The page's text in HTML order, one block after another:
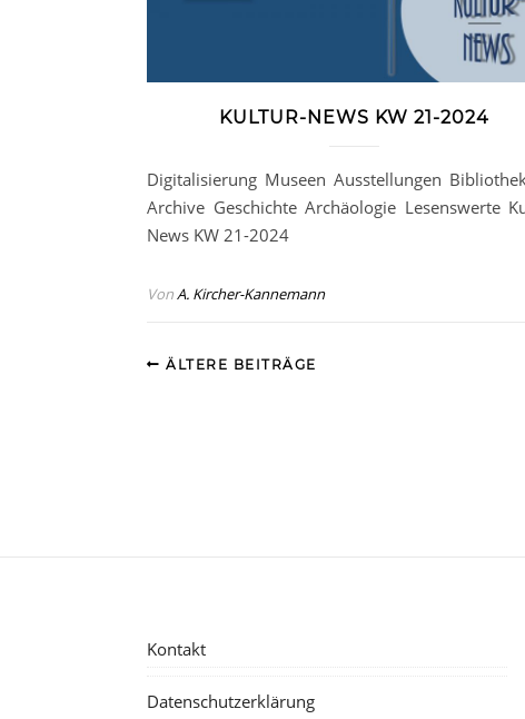
KULTUR-NEWS KW 21-2024
Digitalisierung Museen Ausstellungen
Archive Geschichte Archäologie Lesenswerte
News KW 21-2024
VonA. Kircher-Kannemann
ÄLTERE BEITRÄGE
Kontakt
Datenschutzerklärung